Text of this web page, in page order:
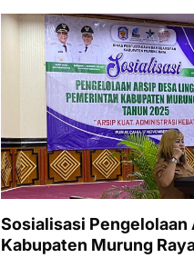
Sosialisasi Pengelolaan
Kabupaten Murung